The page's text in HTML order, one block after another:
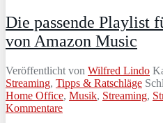
Die passende Playlist
von Amazon Music
Veröffentlicht von Wilfred Lindo
Streaming, Tipps & Ratschläge
Home Office, Musik, Streaming,
Kommentare